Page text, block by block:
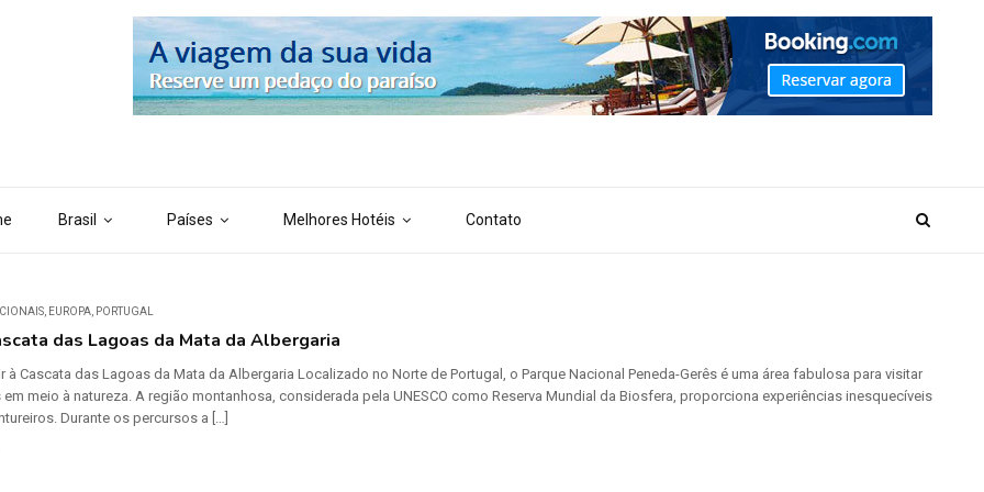
Brasil Países Melhores Hotéis Contato
EUROPA PORTUGAL
das Lagoas da Mata da Albergaria
à Cascata das Lagoas da Mata da Albergaria Localizado no Norte de Portugal, o Parque Nacional Peneda-Gerês é uma área fabulosa para visitar
meio à natureza. A região montanhosa, considerada pela UNESCO como Reserva Mundial da Biosfera, proporciona experiências inesquecíveis
Durante os percursos a […]